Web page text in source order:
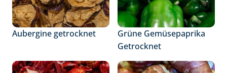
Aubergine getrocknet
Grüne Gemüsepaprika
Getrocknet